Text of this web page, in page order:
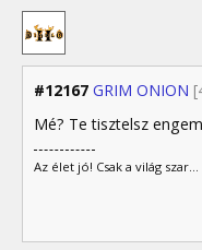
#12167 GRIM ONION
Mé? Te tisztelsz
Az élet jó! Csak a világ szar...